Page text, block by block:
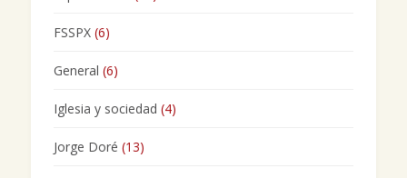
FSSPX(6)
General (6)
Iglesia y sociedad (4)
Jorge Doré (13)